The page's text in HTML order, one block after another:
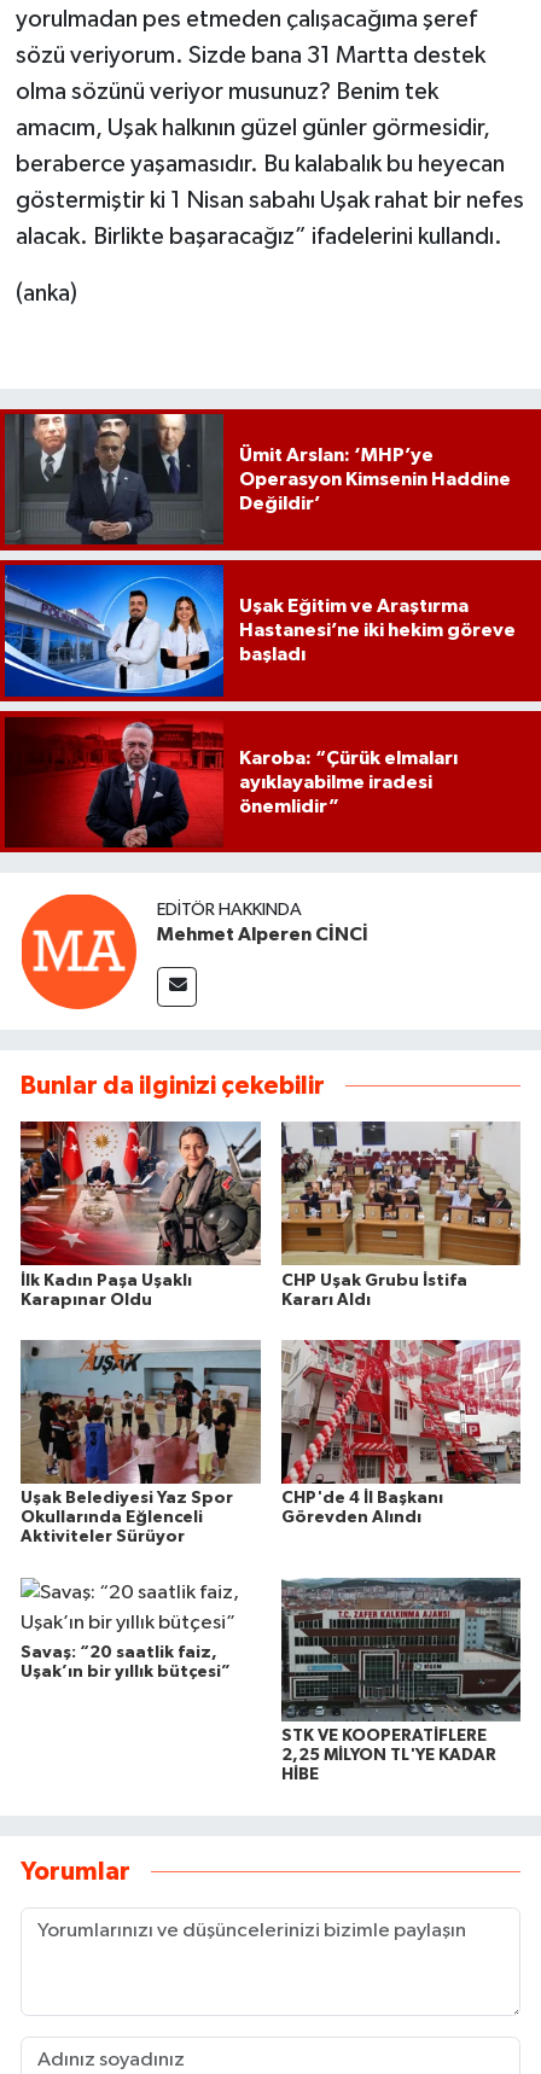
yorulmadan pes etmeden çalışacağıma şeref
sözü veriyorum. Sizde bana 31 Martta destek
olma sözünü veriyor musunuz? Benim tek
amacım, Uşak halkının güzel günler görmesidir,
beraberce yaşamasıdır. Bu kalabalık bu heyecan
göstermiştir ki 1 Nisan sabahı Uşak rahat bir nefes
alacak. Birlikte başaracağız” ifadelerini kullandı.
(anka)
Ümit Arslan: ‘MHP’ye
Operasyon Kimsenin Haddine
Değildir’
Uşak Eğitim ve Araştırma
Hastanesi’ne iki hekim göreve
başladı
Karoba: “Çürük elmaları
ayıklayabilme iradesi
önemlidir”
EDITÖR HAKKINDA
Mehmet Alperen CİNCİ
Bunlar da ilginizi çekebilir
İlk Kadın Paşa Uşaklı
Karapınar Oldu
CHP Uşak Grubu İstifa
Kararı Aldı
Uşak Belediyesi Yaz Spor
Okullarında Eğlenceli
Aktiviteler Sürüyor
CHP'de 4 İl Başkanı
Görevden Alındı
Savaş: “20 saatlik faiz,
Uşak’ın bir yıllık bütçesi”
STK VE KOOPERATİFLERE
2,25 MİLYON TL'YE KADAR
HİBE
Yorumlar